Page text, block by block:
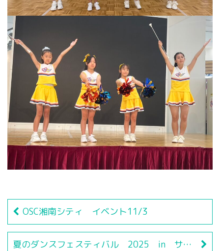
OSC湘南シティ イベント11/3
夏のダンスフェスティバル 2025 in サンシャインシティ イベント8/23